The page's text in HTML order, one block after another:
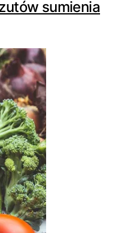
sumienia